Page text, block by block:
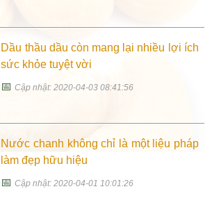
Dầu thầu dầu còn mang lại nhiều lợi ích
sức khỏe tuyệt vời
📅Cập nhật: 2020-04-03 08:41:56
Nước chanh không chỉ là một liệu pháp
làm đẹp hữu hiệu
📅Cập nhật: 2020-04-01 10:01:26